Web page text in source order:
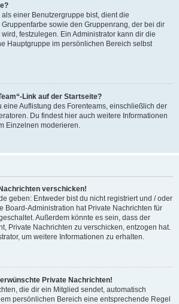
einer Benutzergruppe bist, dient die
sowie den Gruppenrang, der bei dir
festzulegen. Ein Administrator kann dir die
Hauptgruppe im persönlichen Bereich selbst
Link auf der Startseite?
eine Auflistung des Forenteams, einschließlich der
Du findest hier auch weitere Informationen
Einzelnen moderieren.
verschicken!
geben: Entweder bist du nicht registriert und / oder
Board-Administration hat Private Nachrichten für
Außerdem könnte es sein, dass der
Private Nachrichten zu verschicken, entzogen hat.
um weitere Informationen zu erhalten.
Private Nachrichten!
die dir ein Mitglied sendet, automatisch
persönlichen Bereich eine entsprechende Regel